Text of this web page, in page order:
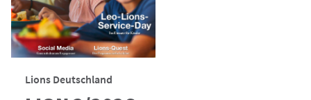
Lions Deutschland